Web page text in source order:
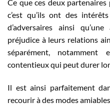
Ce que ces deux
c’est qu’ils ont des
d’adversaires ainsi
préjudice à leurs relations
séparément,
contentieux qui peut durer
Il est ainsi parfaitement
recourir à des modes